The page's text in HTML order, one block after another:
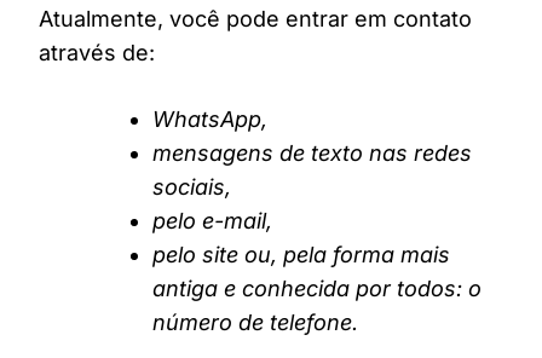
Atualmente, você pode entrar em contato
através de:
WhatsApp,
mensagens de texto nas redes
sociais,
pelo e-mail,
pelo site ou, pela forma mais
antiga e conhecida por todos: o
número de telefone.